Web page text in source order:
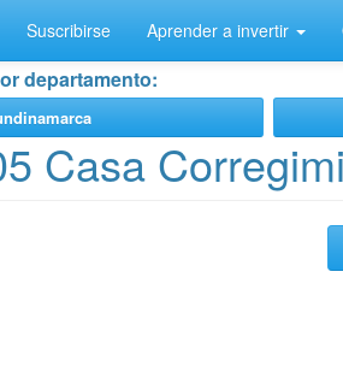
Suscribirse Aprender a invertir
departamento:
Casa